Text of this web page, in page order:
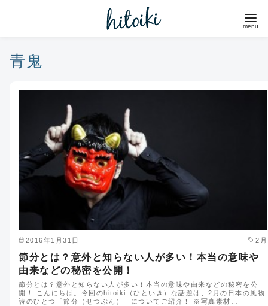
青鬼
2016年1月31日 2月
節分とは？意外と知らない人が多い！本当の意味や
由来などの秘密を公開！
節分とは？意外と知らない人が多い！本当の意味や由来などの秘密を公
開！ こんにちは。今回のhitoiki（ひといき）な話題は、2月の日本の風物
詩のひとつ「節分（せつぶん）」についてご紹介！ ※写真素材…